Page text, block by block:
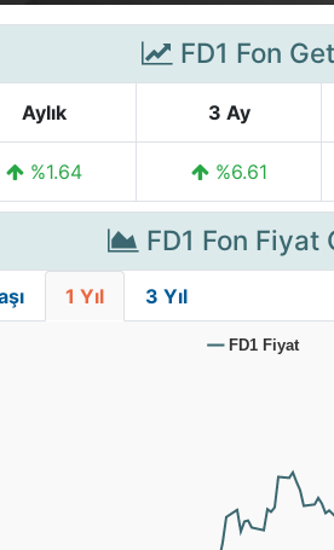
FD1 Fon
Aylık 3 Ay
%1.64 %6.61
FD1 Fon Fiyat
1 Yıl 3 Yıl